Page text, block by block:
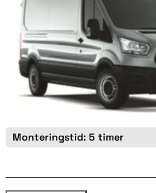
Monteringstid: 5 timer